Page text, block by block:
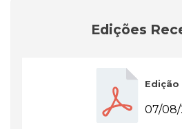
Edições
Edição
07/